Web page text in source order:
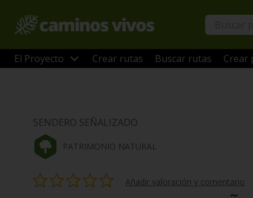
El Proyecto Crear rutas Buscar rutas Crear
SENDERO SEÑALIZADO
PATRIMONIO NATURAL
Añadir valoración y comentario